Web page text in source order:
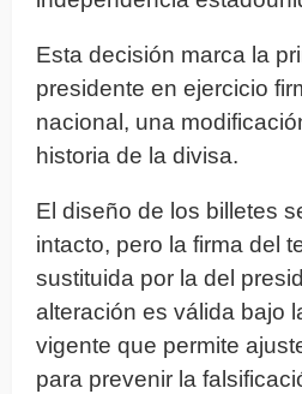
Esta decisión marca la
presidente en ejercicio
nacional, una
historia de la divisa.
El diseño de los billetes
intacto, pero la firma del
sustituida por la del
alteración es válida bajo
vigente que permite
para prevenir la